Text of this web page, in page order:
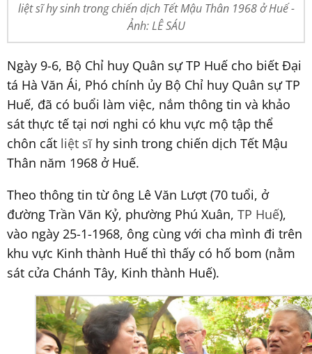
liệt sĩ hy sinh trong chiến dịch Tết Mậu Thân 1968 ở Huế -
Ảnh: LÊ SÁU
Ngày 9-6, Bộ Chỉ huy Quân sự TP Huế cho biết Đại
tá Hà Văn Ái, Phó chính ủy Bộ Chỉ huy Quân sự TP
Huế, đã có buổi làm việc, nắm thông tin và khảo
sát thực tế tại nơi nghi có khu vực mộ tập thể
chôn cất liệt sĩhy sinh trong chiến dịch Tết Mậu
Thân năm 1968 ở Huế.
Theo thông tin từ ông Lê Văn Lượt (70 tuổi, ở
đường Trần Văn Kỷ, phường Phú Xuân, TP Huế),
vào ngày 25-1-1968, ông cùng với cha mình đi trên
khu vực Kinh thành Huế thì thấy có hố bom (nằm
sát cửa Chánh Tây, Kinh thành Huế).